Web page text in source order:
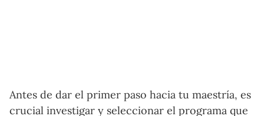
Antes de dar el primer paso hacia tu maestría, es
crucial investigar y seleccionar el programa que